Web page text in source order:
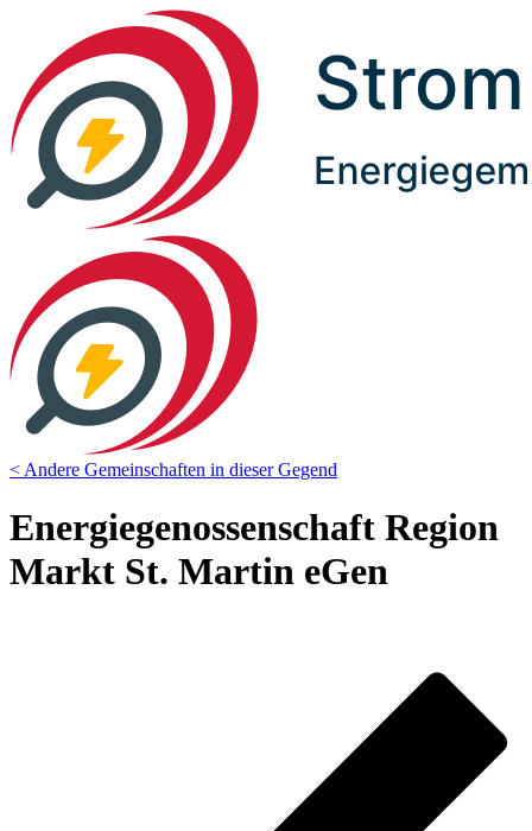
< Andere Gemeinschaften in dieser Gegend
Energiegenossenschaft Region
Markt St. Martin eGen